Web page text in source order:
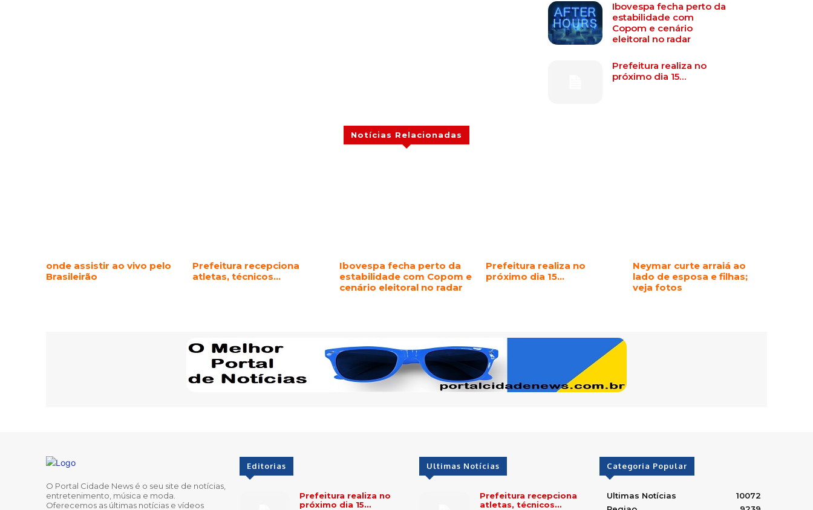
Ibovespa fecha perto da
estabilidade com
Copom e cenário
eleitoral no radar
Prefeitura realiza no
próximo dia 15…
Notícias Relacionadas
onde assistir ao vivo pelo
Brasileirão
Prefeitura recepciona
atletas, técnicos…
Ibovespa fecha perto da
estabilidade com Copom e
cenário eleitoral no radar
Prefeitura realiza no
próximo dia 15…
Neymar curte arraiá ao
lado de esposa e filhas;
veja fotos
O Portal Cidade News é o seu site de notícias,
entretenimento, música e moda.
Oferecemos as últimas notícias e vídeos
Editorias
Prefeitura realiza no
próximo dia 15…
Ultimas Notícias
Prefeitura recepciona
atletas, técnicos…
Categoria Popular
Ultimas Notícias
10072